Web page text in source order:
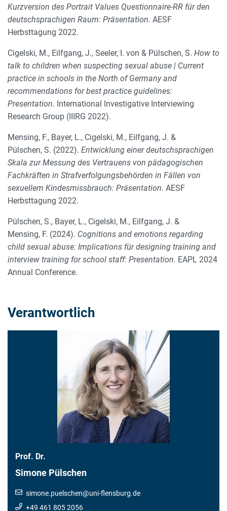
Kurzversion des Portrait Values Questionnaire-RR für den
deutschsprachigen Raum: Präsentation. AESF
Herbsttagung 2022.
Cigelski, M., Eilfgang, J., Seeler, I. von & Pülschen, S. How to
talk to children when suspecting sexual abuse | Current
practice in schools in the North of Germany and
recommendations for best practice guidelines:
Presentation. International Investigative Interviewing
Research Group (IIIRG 2022).
Mensing, F., Bayer, L., Cigelski, M., Eilfgang, J. &
Pülschen, S. (2022). Entwicklung einer deutschsprachigen
Skala zur Messung des Vertrauens von pädagogischen
Fachkräften in Strafverfolgungsbehörden in Fällen von
sexuellem Kindesmissbrauch: Präsentation. AESF
Herbsttagung 2022.
Pülschen, S., Bayer, L., Cigelski, M., Eilfgang, J. &
Mensing, F. (2024). Cognitions and emotions regarding
child sexual abuse: Implications für designing training and
interview training for school staff: Presentation. EAPL 2024
Annual Conference.
Verantwortlich
Prof. Dr.
Simone Pülschen
simone.puelschen@uni-flensburg.de
+49 461 805 2056